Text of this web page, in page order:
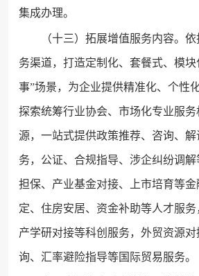
集成办理。
（十三）拓展增值服务内容。
务渠道，打造定制化、套餐式、模
事”场景，为企业提供精准化、个性
探索统筹行业协会、市场化专业服
源，一站式提供政策推荐、咨询、
务，公证、合规指导、涉企纠纷调
担保、产业基金对接、上市培育等金
定、住房安居、资金补助等人才服务
产学研对接等科创服务，外贸资源
询、汇率避险指导等国际贸易服务。